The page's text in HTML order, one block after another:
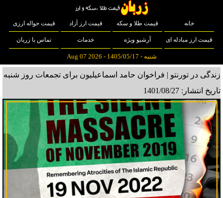
خانه قیمت طلا و سکه قیمت ارز آزاد قیمت حواله ارزی
قیمت ارز مبادله ای آرشیو ویژه خدمات تماس با زربان
شنبه - 1405/05/17 - Aug 07 2026
زندگی در تورنتو | فراخوان حامد اسماعیلیون برای تجمعات روز شنبه
تاریخ انتشار: 1401/08/27